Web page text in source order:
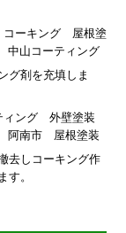
グ剤を充填しま
去しコーキング作
す。